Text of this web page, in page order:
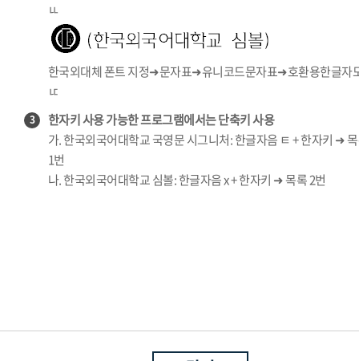
ㅥ
한국외대체 폰트 지정➜문자표➜유니코드문자표➜호환용한글
ㅦ
3
한자키 사용 가능한 프로그램에서는 단축키 사용
가. 한국외국어대학교 국영문 시그니처: 한글자음 ㅌ + 한자키 ➜
1번
나. 한국외국어대학교 심볼: 한글자음 x + 한자키 ➜ 목록 2번